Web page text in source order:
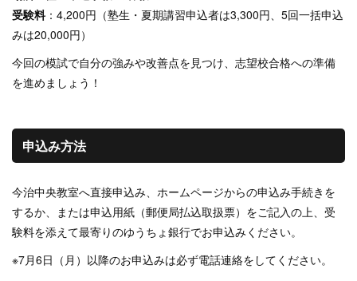
受験料：4,200円（塾生・夏期講習申込者は3,300円、5回一括申込
みは20,000円）
今回の模試で自分の強みや改善点を見つけ、志望校合格への準備
を進めましょう！
申込み方法
今治中央教室へ直接申込み、ホームページからの申込み手続きを
するか、または申込用紙（郵便局払込取扱票）をご記入の上、受
験料を添えて最寄りのゆうちょ銀行でお申込みください。
※7月6日（月）以降のお申込みは必ず電話連絡をしてください。